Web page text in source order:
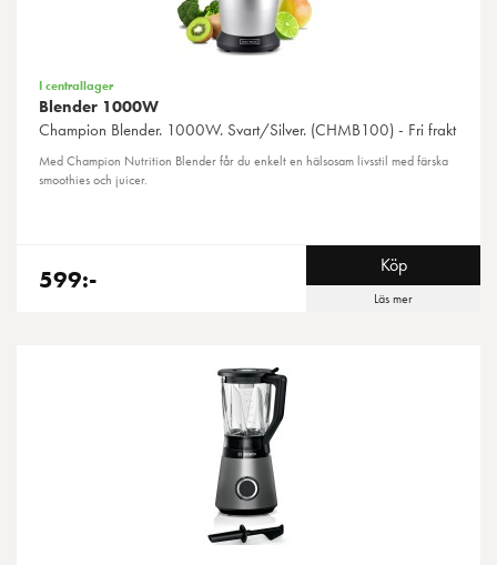
I centrallager
Blender 1000W
Champion Blender. 1000W. Svart/Silver. (CHMB100) - Fri frakt
Med Champion Nutrition Blender får du enkelt en hälsosam livsstil med färska
smoothies och juicer.
599:- Köp
Läs mer